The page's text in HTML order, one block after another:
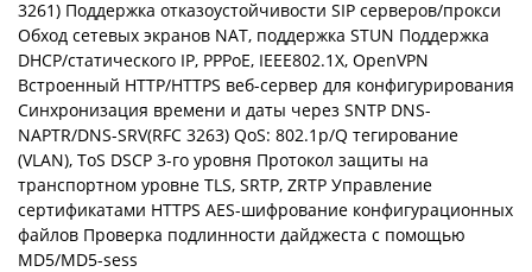
3261) Поддержка отказоустойчивости SIP серверов/прокси
Обход сетевых экранов NAT, поддержка STUN Поддержка
DHCP/статического IP, PPPoE, IEEE802.1X, OpenVPN
Встроенный HTTP/HTTPS веб-сервер для конфигурирования
Синхронизация времени и даты через SNTP DNS-
NAPTR/DNS-SRV(RFC 3263) QoS: 802.1p/Q тегирование
(VLAN), ToS DSCP 3-го уровня Протокол защиты на
транспортном уровне TLS, SRTP, ZRTP Управление
сертификатами HTTPS AES-шифрование конфигурационных
файлов Проверка подлинности дайджеста с помощью
MD5/MD5-sess